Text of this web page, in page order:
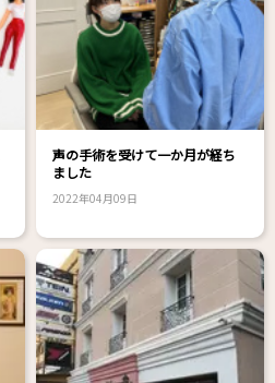
声の手術を受けて一か月が経ち
ました
2022年04月09日